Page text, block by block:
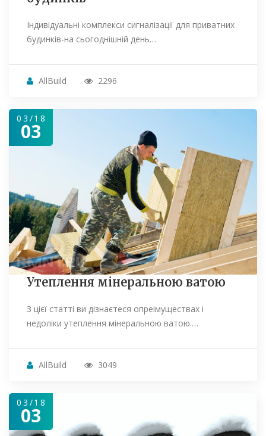
Індивідуальні комплекси сигналізації для приватних
будинків-на сьогоднішній день…
AllBuild 2296
03/18
03
Утеплення мінеральною ватою
З цієї статті ви дізнаєтеся опреімуществах і
недоліки утеплення мінеральною ватою.…
AllBuild 3049
03/18
03